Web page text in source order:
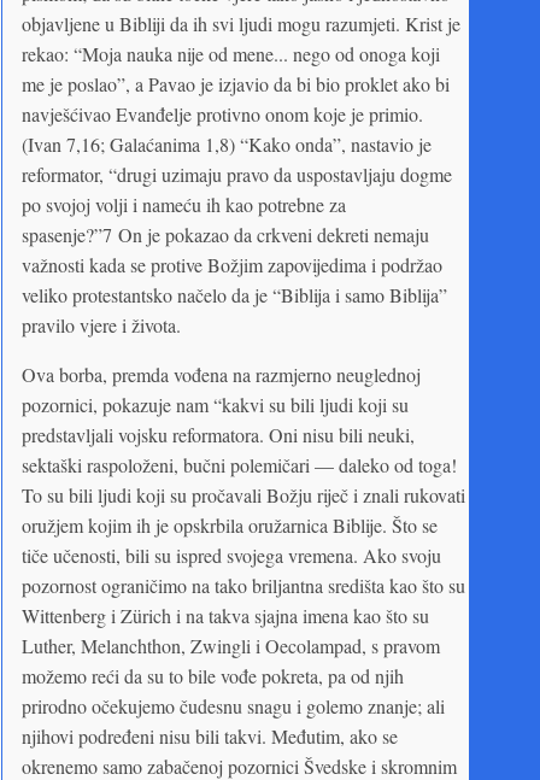
objavljene u Bibliji da ih svi ljudi mogu razumjeti. Krist je
rekao: “Moja nauka nije od mene... nego od onoga koji
me je poslao”, a Pavao je izjavio da bi bio proklet ako bi
navješćivao Evanđelje protivno onom koje je primio.
(Ivan 7,16; Galaćanima 1,8) “Kako onda”, nastavio je
reformator, “drugi uzimaju pravo da uspostavljaju dogme
po svojoj volji i nameću ih kao potrebne za
spasenje?”7 On je pokazao da crkveni dekreti nemaju
važnosti kada se protive Božjim zapovijedima i podržao
veliko protestantsko načelo da je “Biblija i samo Biblija”
pravilo vjere i života.
Ova borba, premda vođena na razmjerno neuglednoj
pozornici, pokazuje nam “kakvi su bili ljudi koji su
predstavljali vojsku reformatora. Oni nisu bili neuki,
sektaški raspoloženi, bučni polemičari — daleko od toga!
To su bili ljudi koji su pročavali Božju riječ i znali rukovati
oružjem kojim ih je opskrbila oružarnica Biblije. Što se
tiče učenosti, bili su ispred svojega vremena. Ako svoju
pozornost ograničimo na tako briljantna središta kao što su
Wittenberg i Zürich i na takva sjajna imena kao što su
Luther, Melanchthon, Zwingli i Oecolampad, s pravom
možemo reći da su to bile vođe pokreta, pa od njih
prirodno očekujemo čudesnu snagu i golemo znanje; ali
njihovi podređeni nisu bili takvi. Međutim, ako se
okrenemo samo zabačenoj pozornici Švedske i skromnim